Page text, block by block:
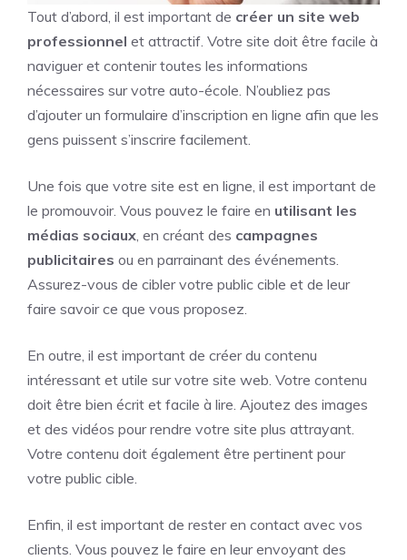
Tout d’abord, il est important de créer un site web
professionnel et attractif. Votre site doit être facile à
naviguer et contenir toutes les informations
nécessaires sur votre auto-école. N’oubliez pas
d’ajouter un formulaire d’inscription en ligne afin que les
gens puissent s’inscrire facilement.
Une fois que votre site est en ligne, il est important de
le promouvoir. Vous pouvez le faire en utilisant les
médias sociaux, en créant des campagnes
publicitaires ou en parrainant des événements.
Assurez-vous de cibler votre public cible et de leur
faire savoir ce que vous proposez.
En outre, il est important de créer du contenu
intéressant et utile sur votre site web. Votre contenu
doit être bien écrit et facile à lire. Ajoutez des images
et des vidéos pour rendre votre site plus attrayant.
Votre contenu doit également être pertinent pour
votre public cible.
Enfin, il est important de rester en contact avec vos
clients. Vous pouvez le faire en leur envoyant des